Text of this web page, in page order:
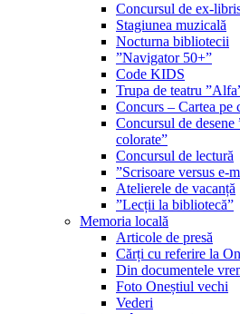
Concursul de ex-
Stagiunea muzicală
Nocturna bibliotecii
”Navigator 50+”
Code KIDS
Trupa de teatru
Concurs – Cartea pe
Concursul de
colorate”
Concursul de lectură
”Scrisoare versus e-
Atelierele de vacanță
”Lecții la bibliotecă”
Memoria locală
Articole de presă
Cărți cu referire la
Din documentele
Foto Oneștiul vechi
Vederi